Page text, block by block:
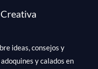
ideas, consejos y
y calados en